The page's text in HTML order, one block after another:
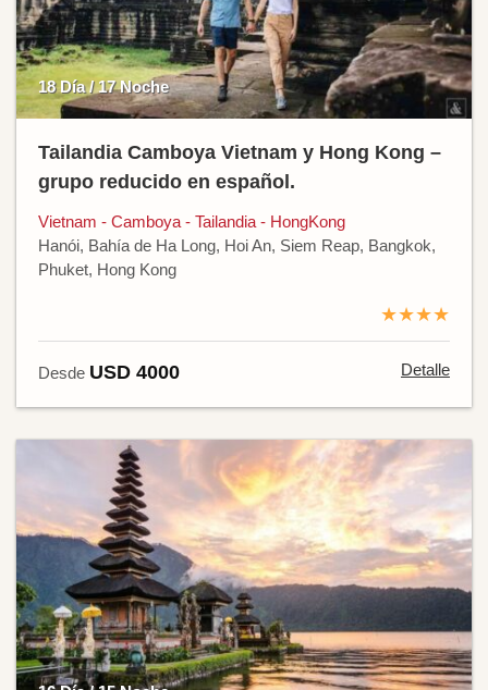
18 Día / 17 Noche
Tailandia Camboya Vietnam y Hong Kong –
grupo reducido en español.
Vietnam - Camboya - Tailandia - HongKong
Hanói, Bahía de Ha Long, Hoi An, Siem Reap, Bangkok,
Phuket, Hong Kong
★★★★
Desde USD 4000 Detalle